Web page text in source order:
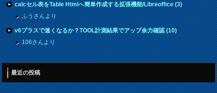
calcセル表をTable Htmlへ簡単作成する拡張機能/Libreoffice(3)
ふうさんより
v6プラスで速くなるか？TOOL計測結果でアップ余力確認(10)
106さんより
最近の投稿